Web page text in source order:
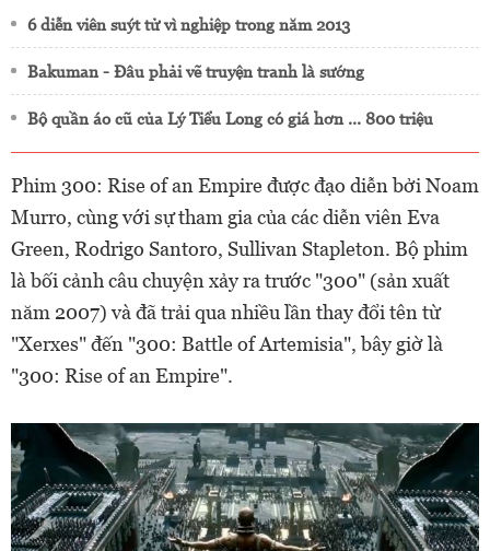
6 diễn viên suýt tử vì nghiệp trong năm 2013
Bakuman - Đâu phải vẽ truyện tranh là sướng
Bộ quần áo cũ của Lý Tiểu Long có giá hơn ... 800 triệu
Phim 300: Rise of an Empire được đạo diễn bởi Noam
Murro, cùng với sự tham gia của các diễn viên Eva
Green, Rodrigo Santoro, Sullivan Stapleton. Bộ phim
là bối cảnh câu chuyện xảy ra trước "300" (sản xuất
năm 2007) và đã trải qua nhiều lần thay đổi tên từ
"Xerxes" đến "300: Battle of Artemisia", bây giờ là
"300: Rise of an Empire".